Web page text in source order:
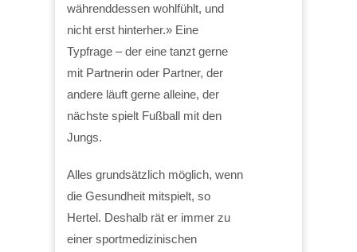
währenddessen wohlfühlt, und
nicht erst hinterher.» Eine
Typfrage – der eine tanzt gerne
mit Partnerin oder Partner, der
andere läuft gerne alleine, der
nächste spielt Fußball mit den
Jungs.
Alles grundsätzlich möglich, wenn
die Gesundheit mitspielt, so
Hertel. Deshalb rät er immer zu
einer sportmedizinischen